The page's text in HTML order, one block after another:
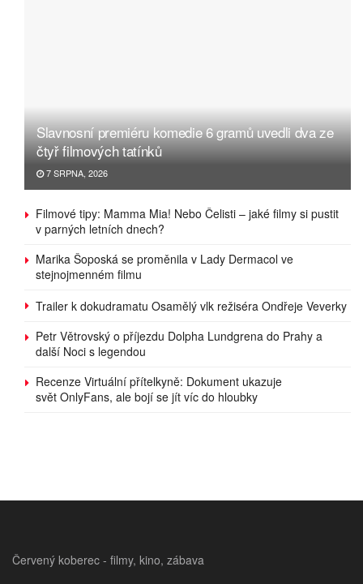
Slavnosní premiéru komedie 6 gramů uvedli dva ze
čtyř filmových tatínků
7 SRPNA, 2026
Filmové tipy: Mamma Mia! Nebo Čelisti – jaké filmy si pustit
v parných letních dnech?
Marika Šoposká se proměnila v Lady Dermacol ve
stejnojmenném filmu
Trailer k dokudramatu Osamělý vlk režiséra Ondřeje Veverky
Petr Větrovský o příjezdu Dolpha Lundgrena do Prahy a
další Noci s legendou
Recenze Virtuální přítelkyně: Dokument ukazuje
svět OnlyFans, ale bojí se jít víc do hloubky
Červený koberec - filmy, kino, zábava